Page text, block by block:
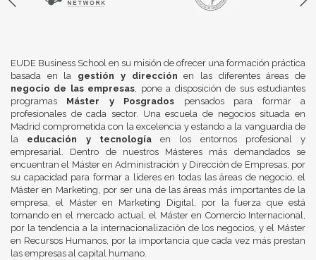
EUDE Business School en su misión de ofrecer una formación práctica
basada en la gestión y dirección en las diferentes áreas de
negocio de las empresas, pone a disposición de sus estudiantes
programas Máster y Posgrados pensados para formar a
profesionales de cada sector. Una escuela de negocios situada en
Madrid comprometida con la excelencia y estando a la vanguardia de
la educación y tecnologíaen los entornos profesional y
empresarial. Dentro de nuestros Másteres más demandados se
encuentran el Máster en Administración y Dirección de Empresas, por
su capacidad para formar a líderes en todas las áreas de negocio, el
Máster en Marketing, por ser una de las áreas más importantes de la
empresa, el Máster en Marketing Digital, por la fuerza que está
tomando en el mercado actual, el Máster en Comercio Internacional,
por la tendencia a la internacionalización de los negocios, y el Máster
en Recursos Humanos, por la importancia que cada vez más prestan
las empresas al capital humano.